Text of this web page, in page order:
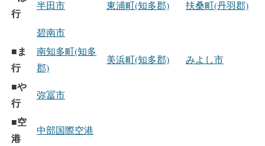
行
半田市 東浦町(知多郡) 扶桑町(丹羽郡)
碧南市
■ま
行
南知多町(知多
郡)
美浜町(知多郡) みよし市
■や
行
弥冨市
■空
港
中部国際空港